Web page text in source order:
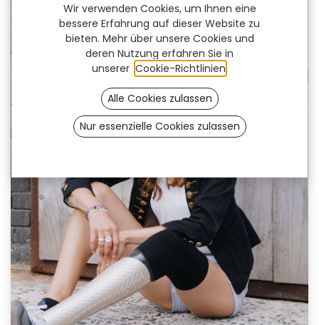
Wir verwenden Cookies, um Ihnen eine
bessere Erfahrung auf dieser Website zu
bieten. Mehr über unsere Cookies und
deren Nutzung erfahren Sie in
unserer Cookie-Richtlinien
Alle Cookies zulassen
Nur essenzielle Cookies zulassen